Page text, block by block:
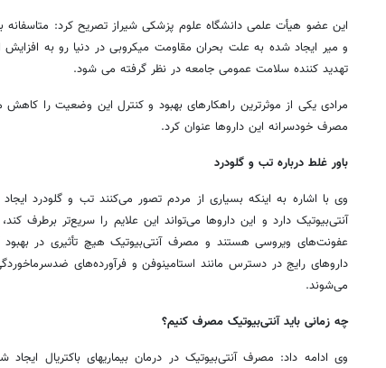
این عضو هیأت علمی دانشگاه علوم پزشکی شیراز تصریح کرد:
و میر ایجاد شده به علت بحران مقاومت میکروبی در دنیا رو به
تهدید کننده سلامت عمومی جامعه در نظر گرفته می‏ شود.
مرادی یکی از موثرترین راه‏کارهای بهبود و کنترل این وضعیت را
مصرف خودسرانه این داروها عنوان کرد.
باور غلط درباره تب و گلودرد
وی با اشاره به اینکه بسیاری از مردم تصور می‌کنند تب و گلودرد
آنتی‌بیوتیک دارد و این داروها می‌تواند این علایم را سریع‌تر برطرف
عفونت‌های ویروسی هستند و مصرف آنتی‌بیوتیک هیچ تأثیری در بهبود
داروهای رایج در دسترس مانند استامینوفن و فرآورده‌های
می‌شوند.
چه زمانی باید آنتی‌بیوتیک مصرف کنیم؟
وی ادامه داد: مصرف آنتی‌بیوتیک در درمان بیماری‏های باکتریال